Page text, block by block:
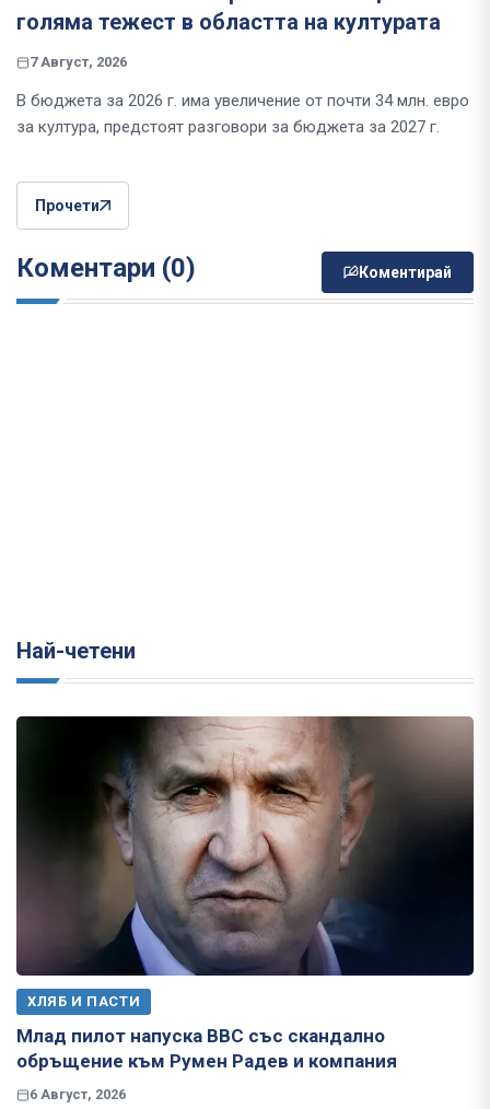
голяма тежест в областта на културата
7 Август, 2026
В бюджета за 2026 г. има увеличение от почти 34 млн. евро
за култура, предстоят разговори за бюджета за 2027 г.
Прочети
Коментари (0) Коментирай
Най-четени
ХЛЯБ И ПАСТИ
Млад пилот напуска ВВС със скандално
обръщение към Румен Радев и компания
6 Август, 2026